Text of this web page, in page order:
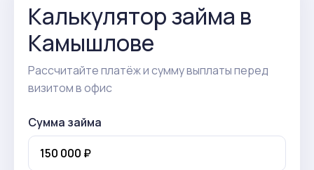
Калькулятор займа в
Камышлове
Рассчитайте платёж и сумму выплаты перед
визитом в офис
Сумма займа